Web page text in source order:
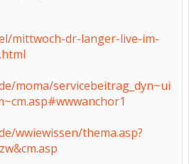
mittwoch-dr-langer-live-im-
moma/servicebeitrag_dyn~ui
wwiewissen/thema.asp?